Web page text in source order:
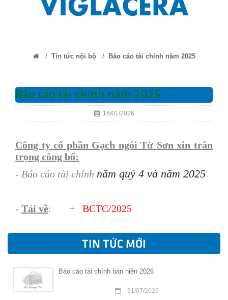
/ Tin tức nội bộ/ Báo cáo tài chính năm 2025
Báo cáo tài chính năm 2025
16/01/2026
Công ty cổ phần Gạch ngói Từ Sơn xin trân
trọng công bố:
- Báo cáo tài chính năm quý 4 và năm 2025
- Tải về: + BCTC/2025
TIN TỨC MỚI
Báo cáo tài chính bán niên 2026
31/07/2026